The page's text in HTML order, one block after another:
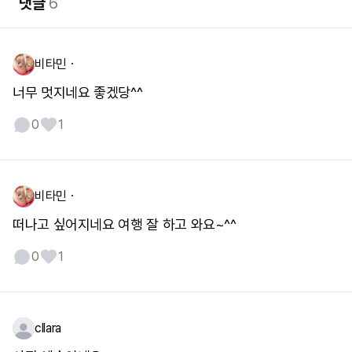
비타민ㆍ
너무 멋지네요 좋겠당^^
0 1
비타민ㆍ
떠나고 싶어지네요 여행 잘 하고 와요~^^
0 1
cllara